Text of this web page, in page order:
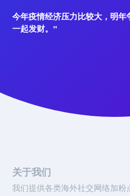
今年疫情经济压力比较大，明年
一起发财。"
关于我们
我们提供各类海外社交网络加粉